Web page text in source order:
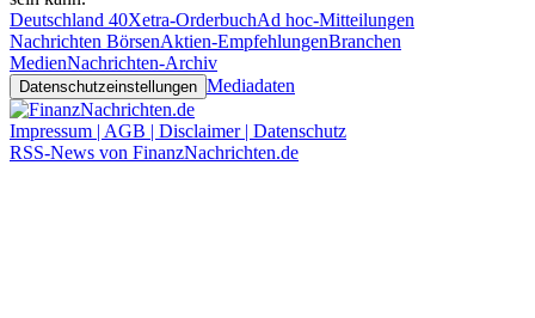
Deutschland 40Xetra-OrderbuchAd hoc-Mitteilungen
Nachrichten BörsenAktien-EmpfehlungenBranchen
MedienNachrichten-Archiv
Datenschutzeinstellungen Mediadaten
Impressum | AGB | Disclaimer | Datenschutz
RSS-News von FinanzNachrichten.de